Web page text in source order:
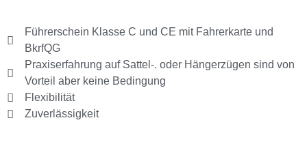
Führerschein Klasse C und CE mit Fahrerkarte und
BkrfQG
Praxiserfahrung auf Sattel-. oder Hängerzügen sind von
Vorteil aber keine Bedingung
Flexibilität
Zuverlässigkeit